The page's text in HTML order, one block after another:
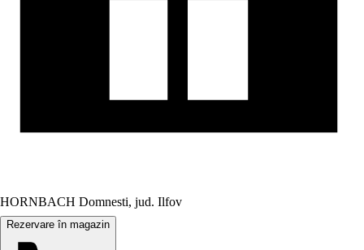
HORNBACH Domnesti, jud. Ilfov
Rezervare în magazin